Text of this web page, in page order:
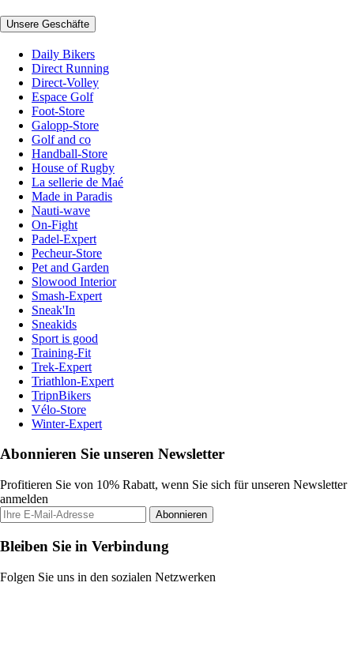
Unsere Geschäfte
Daily Bikers
Direct Running
Direct-Volley
Espace Golf
Foot-Store
Galopp-Store
Golf and co
Handball-Store
House of Rugby
La sellerie de Maé
Made in Paradis
Nauti-wave
On-Fight
Padel-Expert
Pecheur-Store
Pet and Garden
Slowood Interior
Smash-Expert
Sneak'In
Sneakids
Sport is good
Training-Fit
Trek-Expert
Triathlon-Expert
TripnBikers
Vélo-Store
Winter-Expert
Abonnieren Sie unseren Newsletter
Profitieren Sie von 10% Rabatt, wenn Sie sich für unseren Newsletter
anmelden
Abonnieren
Bleiben Sie in Verbindung
Folgen Sie uns in den sozialen Netzwerken